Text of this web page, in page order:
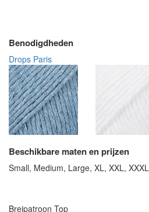
Benodigdheden
Drops Paris
Beschikbare maten en prijzen
Small, Medium, Large, XL, XXL, XXXL
Breipatroon Top